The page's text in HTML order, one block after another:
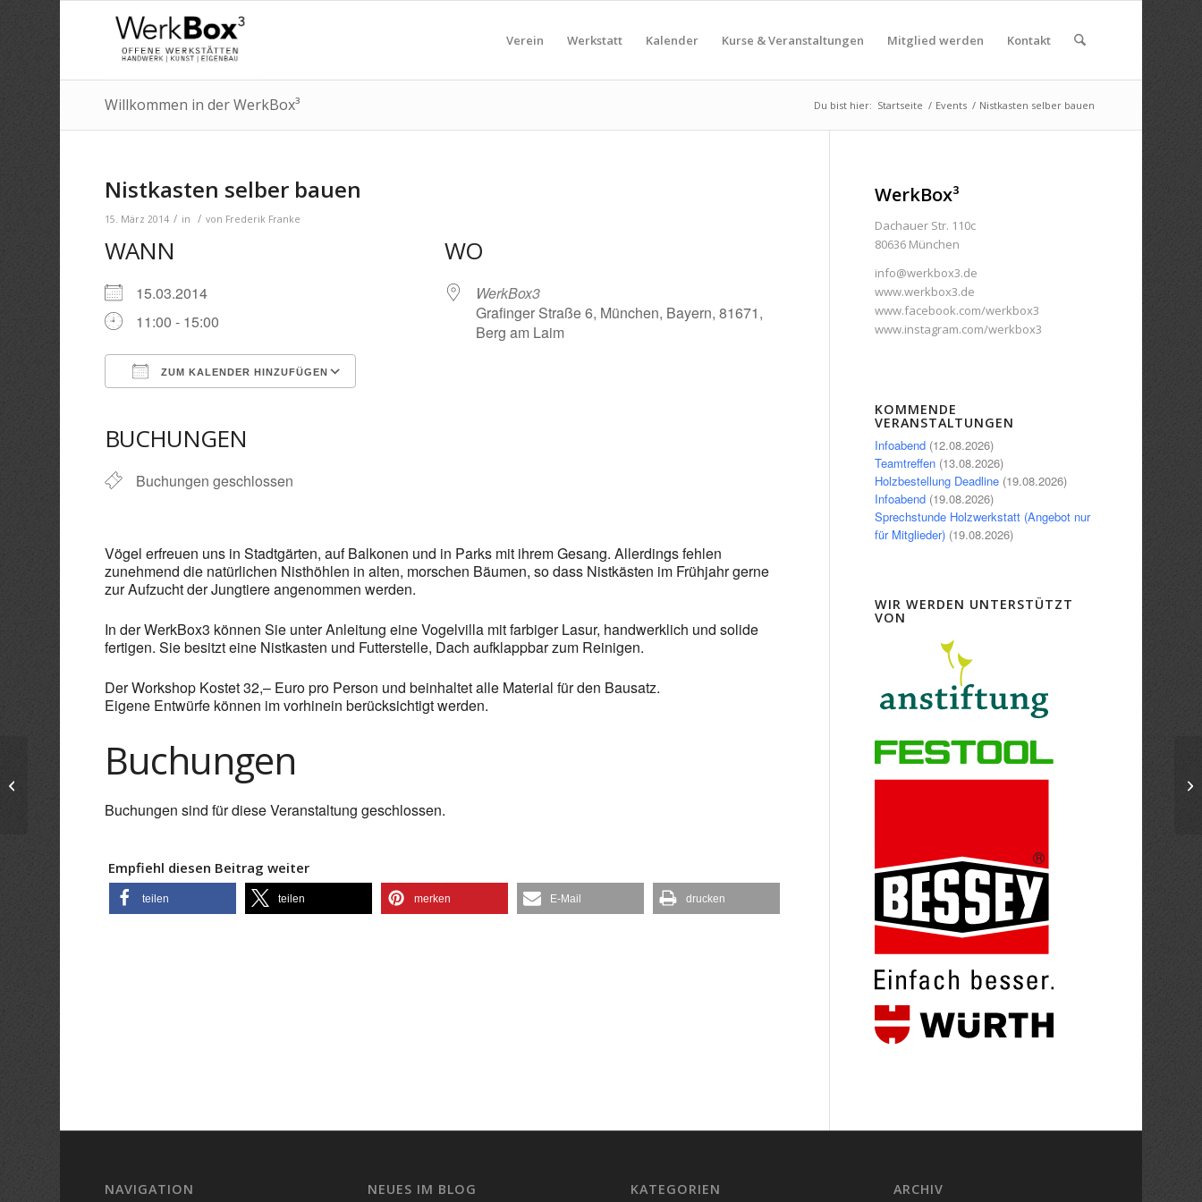
Verein Werkstatt Kalender Kurse & Veranstaltungen Mitglied werden Kontakt
Willkommen in der WerkBox³ Du bist hier: Startseite / Events / Nistkasten selber bauen
Nistkasten selber bauen
15. März 2014 / in / von Frederik Franke
WANN
15.03.2014
11:00 - 15:00
ZUM KALENDER HINZUFÜGEN
Office 365
BUCHUNGEN
Buchungen geschlossen
WO
WerkBox3
Grafinger Straße 6, München, Bayern, 81671,
Berg am Laim
Vögel erfreuen uns in Stadtgärten, auf Balkonen und in Parks mit ihrem Gesang. Allerdings fehlen
zunehmend die natürlichen Nisthöhlen in alten, morschen Bäumen, so dass Nistkästen im Frühjahr gerne
zur Aufzucht der Jungtiere angenommen werden.
In der WerkBox3 können Sie unter Anleitung eine Vogelvilla mit farbiger Lasur, handwerklich und solide
fertigen. Sie besitzt eine Nistkasten und Futterstelle, Dach aufklappbar zum Reinigen.
Der Workshop Kostet 32,– Euro pro Person und beinhaltet alle Material für den Bausatz.
Eigene Entwürfe können im vorhinein berücksichtigt werden.
Buchungen
Buchungen sind für diese Veranstaltung geschlossen.
Empfiehl diesen Beitrag weiter
teilen teilen merken E-Mail drucken
WerkBox³
Dachauer Str. 110c
80636 München
info@werkbox3.de
www.werkbox3.de
www.facebook.com/werkbox3
www.instagram.com/werkbox3
KOMMENDE
VERANSTALTUNGEN
Infoabend (12.08.2026)
Teamtreffen (13.08.2026)
Holzbestellung Deadline (19.08.2026)
Infoabend (19.08.2026)
Sprechstunde Holzwerkstatt (Angebot nur
für Mitglieder) (19.08.2026)
WIR WERDEN UNTERSTÜTZT
VON
NAVIGATION NEUES IM BLOG KATEGORIEN ARCHIV